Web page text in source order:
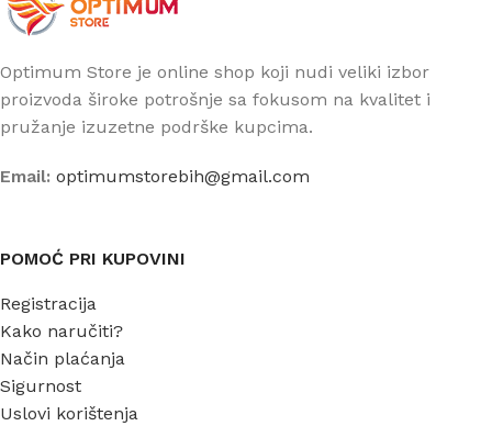
Optimum Store je online shop koji nudi veliki izbor
proizvoda široke potrošnje sa fokusom na kvalitet i
pružanje izuzetne podrške kupcima.
Email: optimumstorebih@gmail.com
POMOĆ PRI KUPOVINI
Registracija
Kako naručiti?
Način plaćanja
Sigurnost
Uslovi korištenja